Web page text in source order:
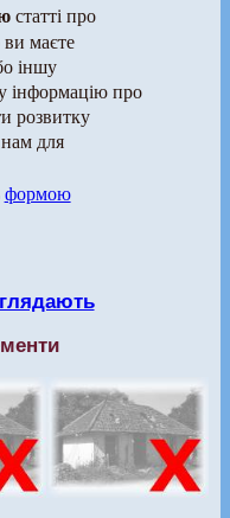
статті про
маєте
іншу
інформацію про
розвитку
для
формою